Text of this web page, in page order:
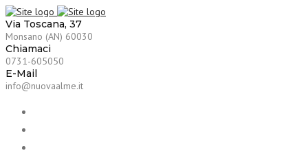
Via Toscana, 37
Monsano (AN) 60030
Chiamaci
0731-605050
E-Mail
info@nuovaalme.it